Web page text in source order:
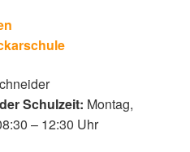
Schulzeit: Montag,
– 12:30 Uhr